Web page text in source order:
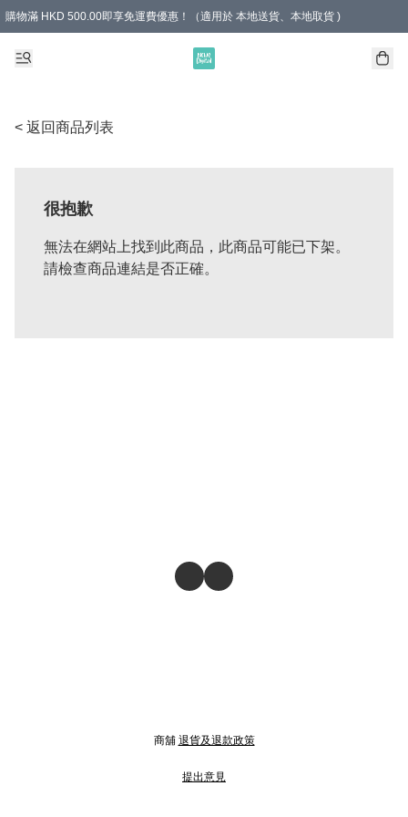
購物滿 HKD 500.00即享免運費優惠！（適用於 本地送貨、本地取貨 )
< 返回商品列表
很抱歉
無法在網站上找到此商品，此商品可能已下架。
請檢查商品連結是否正確。
商舖 退貨及退款政策
提出意見